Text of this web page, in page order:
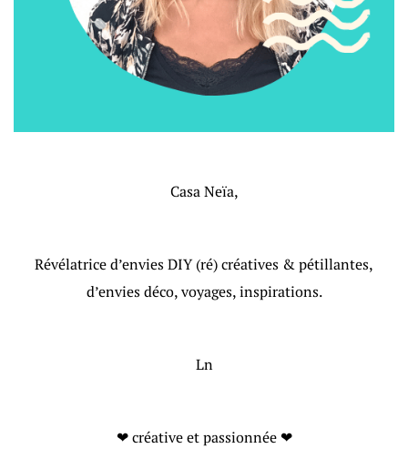
Casa Neïa,
Révélatrice d’envies DIY (ré) créatives & pétillantes,
d’envies déco, voyages, inspirations.
Ln
❤ créative et passionnée ❤